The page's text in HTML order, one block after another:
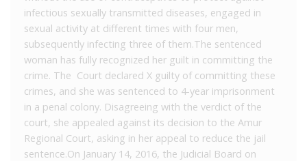
infectious sexually transmitted diseases, engaged in
sexual activity at different times with four men,
subsequently infecting three of them.The sentenced
woman has fully recognized her guilt in committing the
crime. The Court declared X guilty of committing these
crimes, and she was sentenced to 4-year imprisonment
in a penal colony. Disagreeing with the verdict of the
court, she appealed against its decision to the Amur
Regional Court, asking in her appeal to reduce the jail
sentence.On January 14, 2016, the Judicial Board on